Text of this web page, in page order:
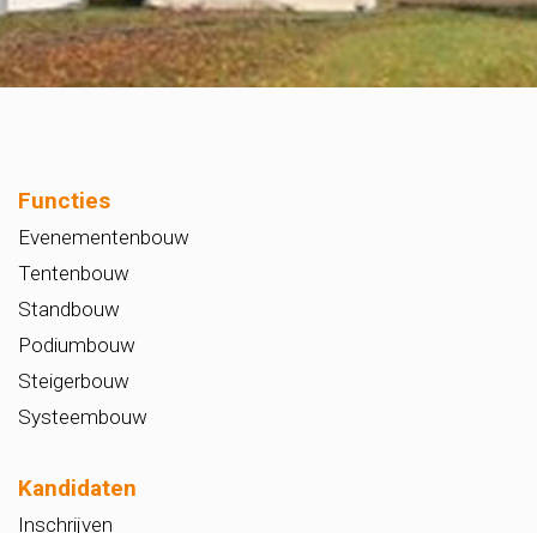
Functies
Evenementenbouw
Tentenbouw
Standbouw
Podiumbouw
Steigerbouw
Systeembouw
Kandidaten
Inschrijven